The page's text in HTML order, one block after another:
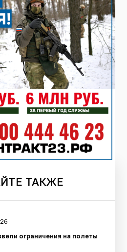
ТАКЖЕ
ограничения на полеты